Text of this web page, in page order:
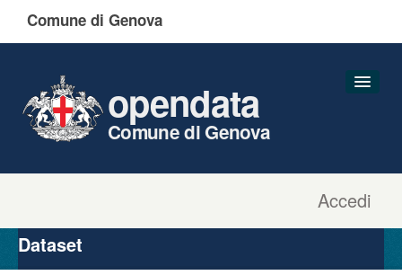
Comune di Genova
Accedi
opendata
Comune di Genova
Organizzazioni
Gruppi
Dataset